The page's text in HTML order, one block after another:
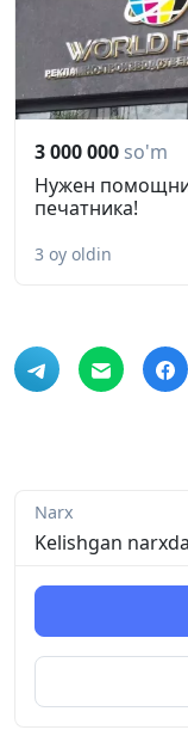
3 000 000 so'm
Нужен
печатника!
3 oy oldin
Narx
Kelishgan narxda